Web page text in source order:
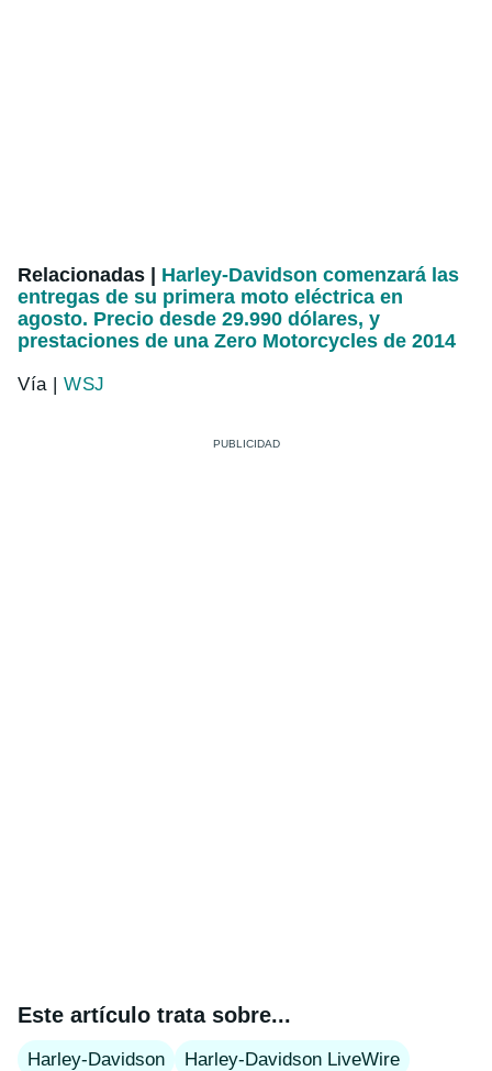
Relacionadas | Harley-Davidson comenzará las
entregas de su primera moto eléctrica en
agosto. Precio desde 29.990 dólares, y
prestaciones de una Zero Motorcycles de 2014
Vía |WSJ
Este artículo trata sobre...
Harley-Davidson
Harley-Davidson LiveWire